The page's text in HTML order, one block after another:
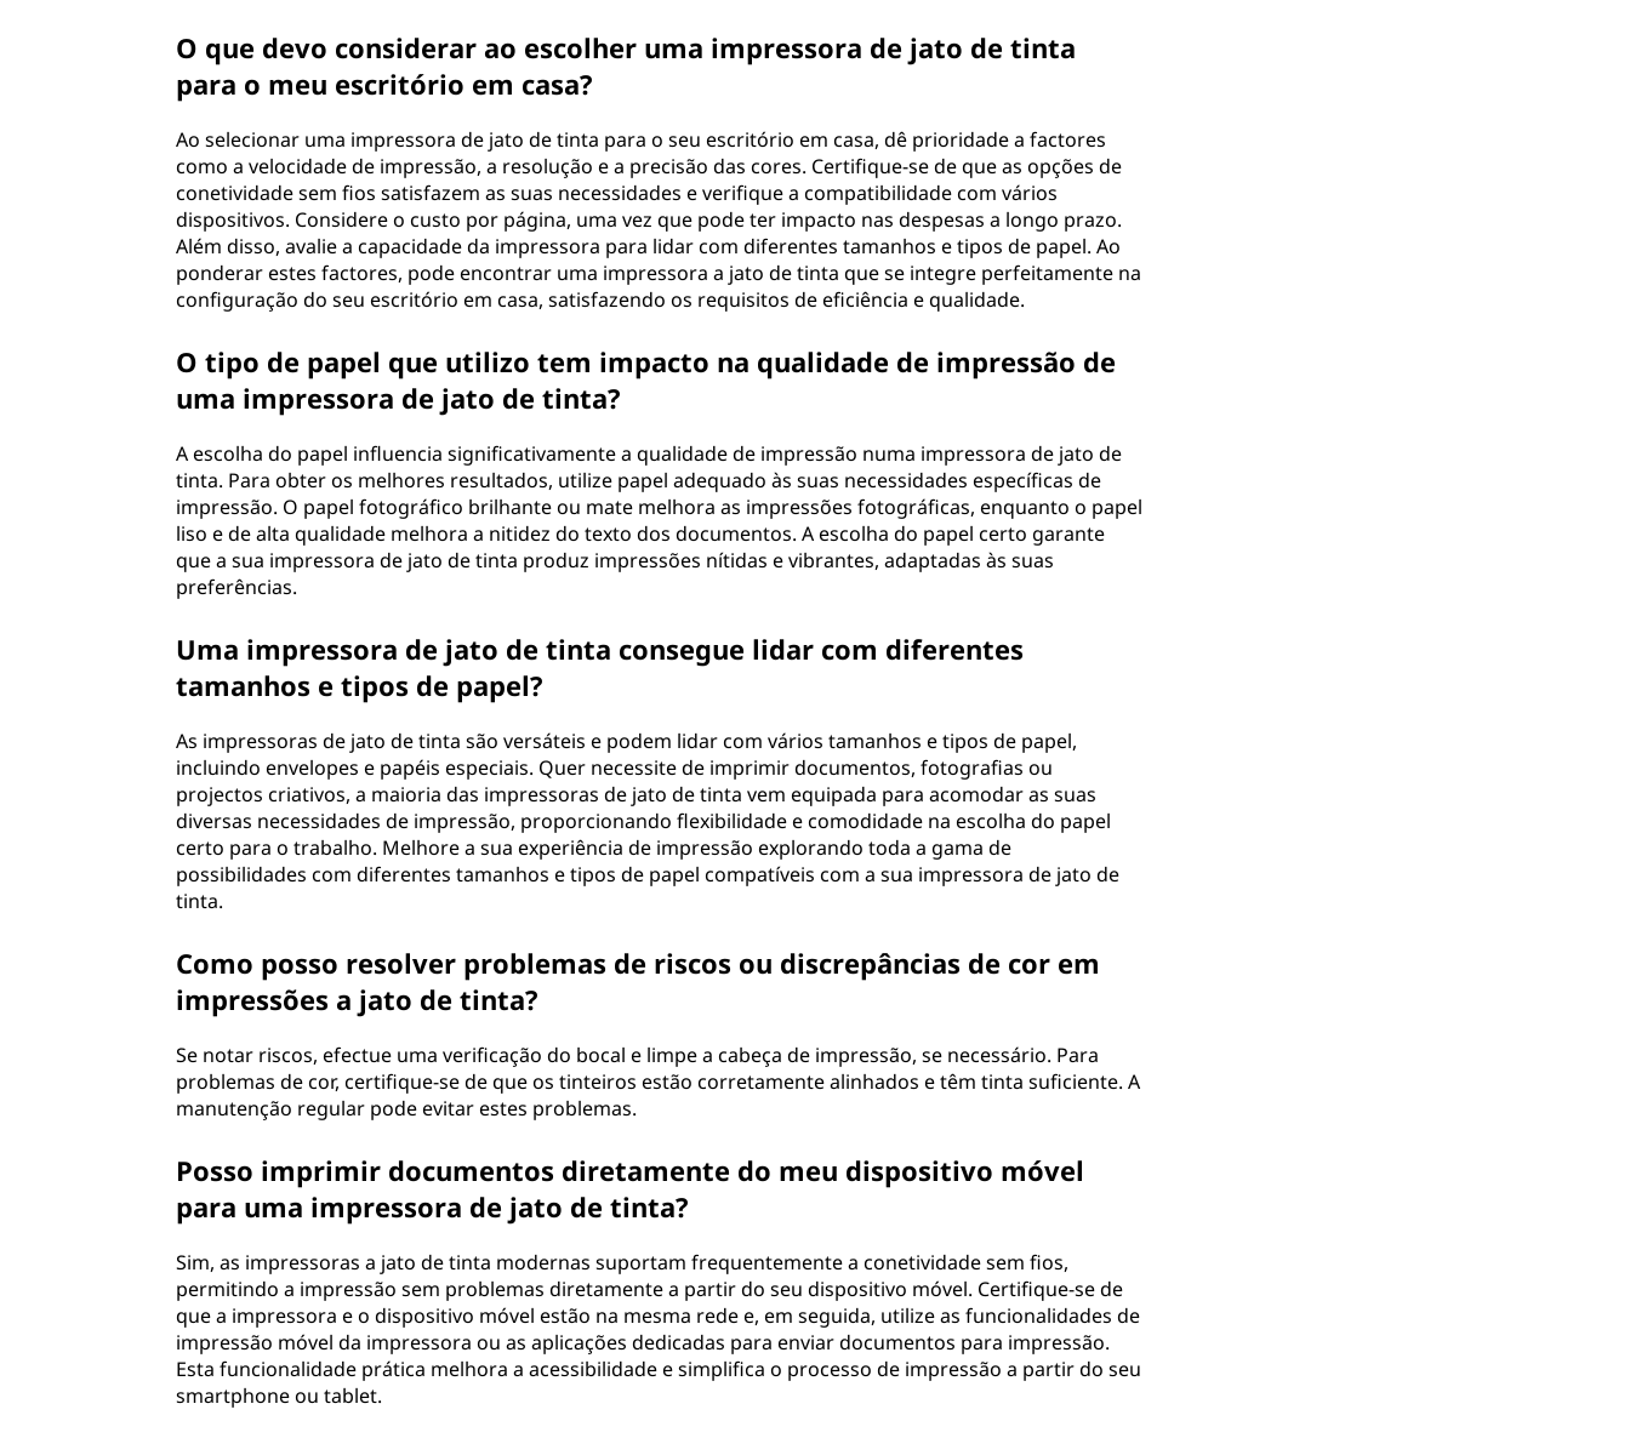
O que devo considerar ao escolher uma impressora de jato de tinta
para o meu escritório em casa?
Ao selecionar uma impressora de jato de tinta para o seu escritório em casa, dê prioridade a factores
como a velocidade de impressão, a resolução e a precisão das cores. Certifique-se de que as opções de
conetividade sem fios satisfazem as suas necessidades e verifique a compatibilidade com vários
dispositivos. Considere o custo por página, uma vez que pode ter impacto nas despesas a longo prazo.
Além disso, avalie a capacidade da impressora para lidar com diferentes tamanhos e tipos de papel. Ao
ponderar estes factores, pode encontrar uma impressora a jato de tinta que se integre perfeitamente na
configuração do seu escritório em casa, satisfazendo os requisitos de eficiência e qualidade.
O tipo de papel que utilizo tem impacto na qualidade de impressão de
uma impressora de jato de tinta?
A escolha do papel influencia significativamente a qualidade de impressão numa impressora de jato de
tinta. Para obter os melhores resultados, utilize papel adequado às suas necessidades específicas de
impressão. O papel fotográfico brilhante ou mate melhora as impressões fotográficas, enquanto o papel
liso e de alta qualidade melhora a nitidez do texto dos documentos. A escolha do papel certo garante
que a sua impressora de jato de tinta produz impressões nítidas e vibrantes, adaptadas às suas
preferências.
Uma impressora de jato de tinta consegue lidar com diferentes
tamanhos e tipos de papel?
As impressoras de jato de tinta são versáteis e podem lidar com vários tamanhos e tipos de papel,
incluindo envelopes e papéis especiais. Quer necessite de imprimir documentos, fotografias ou
projectos criativos, a maioria das impressoras de jato de tinta vem equipada para acomodar as suas
diversas necessidades de impressão, proporcionando flexibilidade e comodidade na escolha do papel
certo para o trabalho. Melhore a sua experiência de impressão explorando toda a gama de
possibilidades com diferentes tamanhos e tipos de papel compatíveis com a sua impressora de jato de
tinta.
Como posso resolver problemas de riscos ou discrepâncias de cor em
impressões a jato de tinta?
Se notar riscos, efectue uma verificação do bocal e limpe a cabeça de impressão, se necessário. Para
problemas de cor, certifique-se de que os tinteiros estão corretamente alinhados e têm tinta suficiente. A
manutenção regular pode evitar estes problemas.
Posso imprimir documentos diretamente do meu dispositivo móvel
para uma impressora de jato de tinta?
Sim, as impressoras a jato de tinta modernas suportam frequentemente a conetividade sem fios,
permitindo a impressão sem problemas diretamente a partir do seu dispositivo móvel. Certifique-se de
que a impressora e o dispositivo móvel estão na mesma rede e, em seguida, utilize as funcionalidades de
impressão móvel da impressora ou as aplicações dedicadas para enviar documentos para impressão.
Esta funcionalidade prática melhora a acessibilidade e simplifica o processo de impressão a partir do seu
smartphone ou tablet.